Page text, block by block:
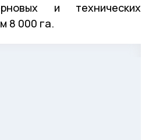
и технических
8 000 га.